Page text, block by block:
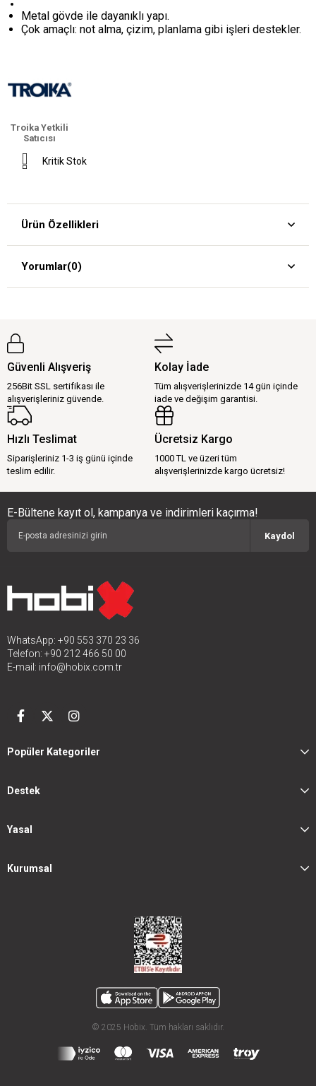
Metal gövde ile dayanıklı yapı.
Çok amaçlı: not alma, çizim, planlama gibi işleri destekler.
Troika Yetkili
Satıcısı
Kritik Stok
Ürün Özellikleri
Yorumlar(0)
Güvenli Alışveriş
256Bit SSL sertifikası ile
alışverişleriniz güvende.
Kolay İade
Tüm alışverişlerinizde 14 gün içinde
iade ve değişim garantisi.
Hızlı Teslimat
Siparişleriniz 1-3 iş günü içinde
teslim edilir.
Ücretsiz Kargo
1000 TL ve üzeri tüm
alışverişlerinizde kargo ücretsiz!
E-Bültene kayıt ol, kampanya ve indirimleri kaçırma!
Kaydol
WhatsApp: +90 553 370 23 36
Telefon: +90 212 466 50 00
E-mail: info@hobix.com.tr
Popüler Kategoriler
Destek
Yasal
Kurumsal
© 2025 Hobix. Tüm hakları saklıdır.